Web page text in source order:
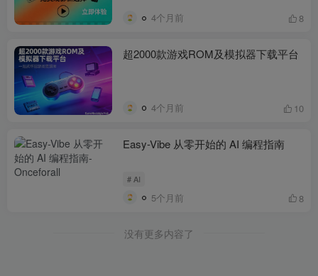
4个月前 8
超2000款游戏ROM及模拟器下载平台
4个月前 10
Easy-Vibe 从零开始的 AI 编程指南
# AI
5个月前 8
没有更多内容了